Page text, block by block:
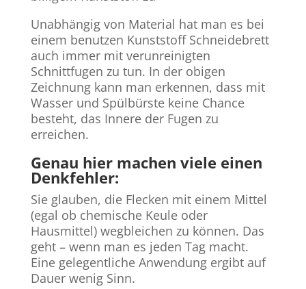
Unabhängig von Material hat man es bei
einem benutzen Kunststoff Schneidebrett
auch immer mit verunreinigten
Schnittfugen zu tun. In der obigen
Zeichnung kann man erkennen, dass mit
Wasser und Spülbürste keine Chance
besteht, das Innere der Fugen zu
erreichen.
Genau hier machen viele einen
Denkfehler:
Sie glauben, die Flecken mit einem Mittel
(egal ob chemische Keule oder
Hausmittel) wegbleichen zu können. Das
geht – wenn man es jeden Tag macht.
Eine gelegentliche Anwendung ergibt auf
Dauer wenig Sinn.